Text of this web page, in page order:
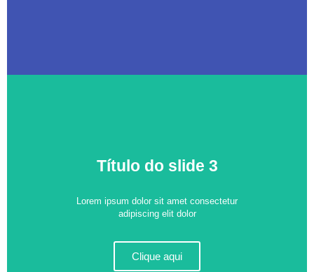
Título do slide 3
Lorem ipsum dolor sit amet consectetur
adipiscing elit dolor
Clique aqui